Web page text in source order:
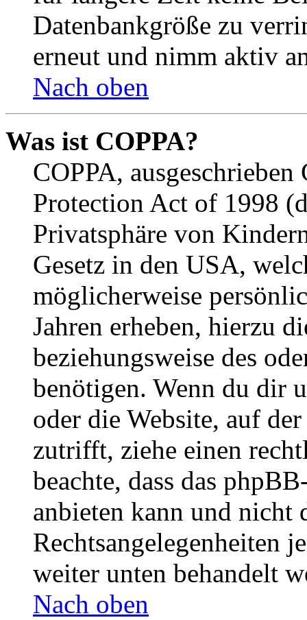
Datenbankgröße zu
erneut und nimm aktiv
Nach oben
Was ist COPPA?
COPPA,
Protection Act of 1998
Privatsphäre von
Gesetz in den USA,
möglicherweise
Jahren erheben, hierzu
beziehungsweise des
benötigen. Wenn du dir
oder die Website, auf
zutrifft, ziehe einen
beachte, dass das
anbieten kann und nicht
Rechtsangelegenheiten
weiter unten behandelt
Nach oben